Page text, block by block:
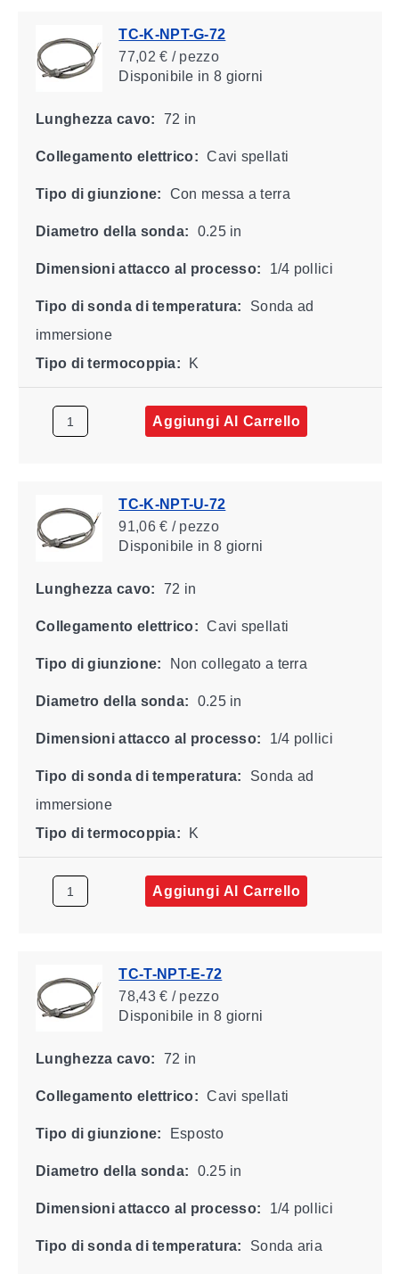
TC-K-NPT-G-72
77,02 € / pezzo
Disponibile in 8 giorni
Lunghezza cavo: 72 in
Collegamento elettrico: Cavi spellati
Tipo di giunzione: Con messa a terra
Diametro della sonda: 0.25 in
Dimensioni attacco al processo: 1/4 pollici
Tipo di sonda di temperatura:
Sonda ad
immersione
Tipo di termocoppia:
K
Aggiungi Al Carrello
TC-K-NPT-U-72
91,06 € / pezzo
Disponibile in 8 giorni
Lunghezza cavo: 72 in
Collegamento elettrico: Cavi spellati
Tipo di giunzione: Non collegato a terra
Diametro della sonda: 0.25 in
Dimensioni attacco al processo: 1/4 pollici
Tipo di sonda di temperatura:
Sonda ad
immersione
Tipo di termocoppia:
K
Aggiungi Al Carrello
TC-T-NPT-E-72
78,43 € / pezzo
Disponibile in 8 giorni
Lunghezza cavo: 72 in
Collegamento elettrico: Cavi spellati
Tipo di giunzione: Esposto
Diametro della sonda: 0.25 in
Dimensioni attacco al processo: 1/4 pollici
Tipo di sonda di temperatura: Sonda aria